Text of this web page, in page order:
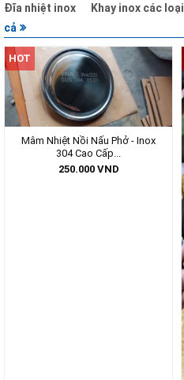
Đĩa nhiệt inox Khay inox các loại
cả
HOT
Mâm Nhiệt Nồi Nấu Phở - Inox
304 Cao Cấp...
250.000 VND